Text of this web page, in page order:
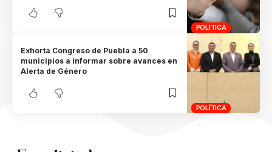
POLÍTICA
POLÍTICA
Exhorta Congreso de Puebla a 50
municipios a informar sobre avances en
Alerta de Género